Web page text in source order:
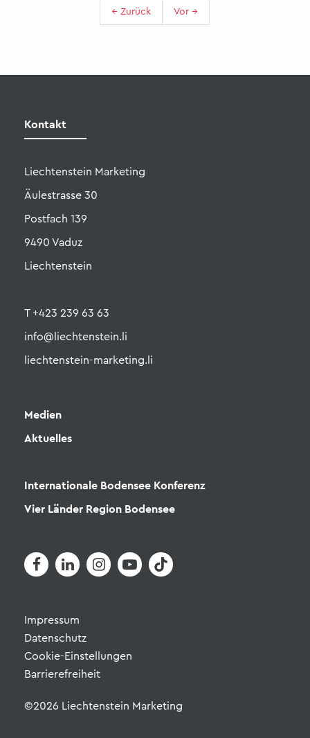
← Zurück Vor →
Liechtenstein Marketing
Äulestrasse 30
Postfach 139
9490 Vaduz
Liechtenstein
T +423 239 63 63
info@liechtenstein.li
liechtenstein-marketing.li
Medien
Aktuelles
Internationale Bodensee Konferenz
Vier Länder Region Bodensee
Impressum
Datenschutz
Cookie-Einstellungen
Barrierefreiheit
©2026 Liechtenstein Marketing